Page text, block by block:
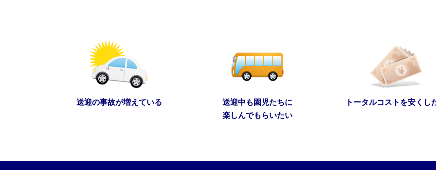
送迎の事故が増えている
送迎中も園児たちに
楽しんでもらいたい
トータルコストを安くし